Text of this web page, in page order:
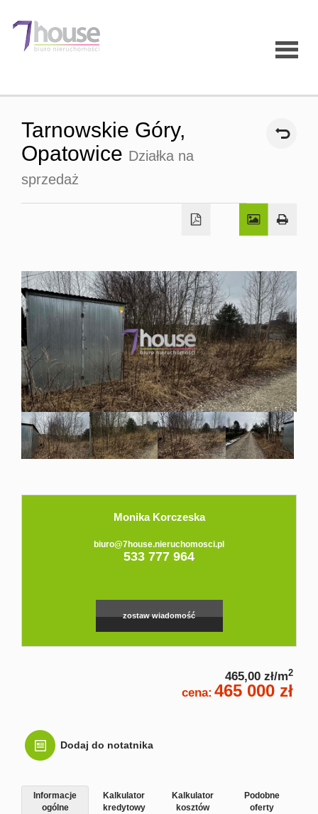
Strona
Domy
Dzialki
Lokale
Hale
Tarnowskie Góry,
Opatowice Działka na
sprzedaż
Monika Korczeska
biuro@7house.nieruchomosci.pl
533 777 964
zostaw wiadomość
465,00 zł/m2
cena: 465 000 zł
Dodaj do notatnika
Informacje
ogólne
Kalkulator
kredytowy
Kalkulator
kosztów
Podobne
oferty